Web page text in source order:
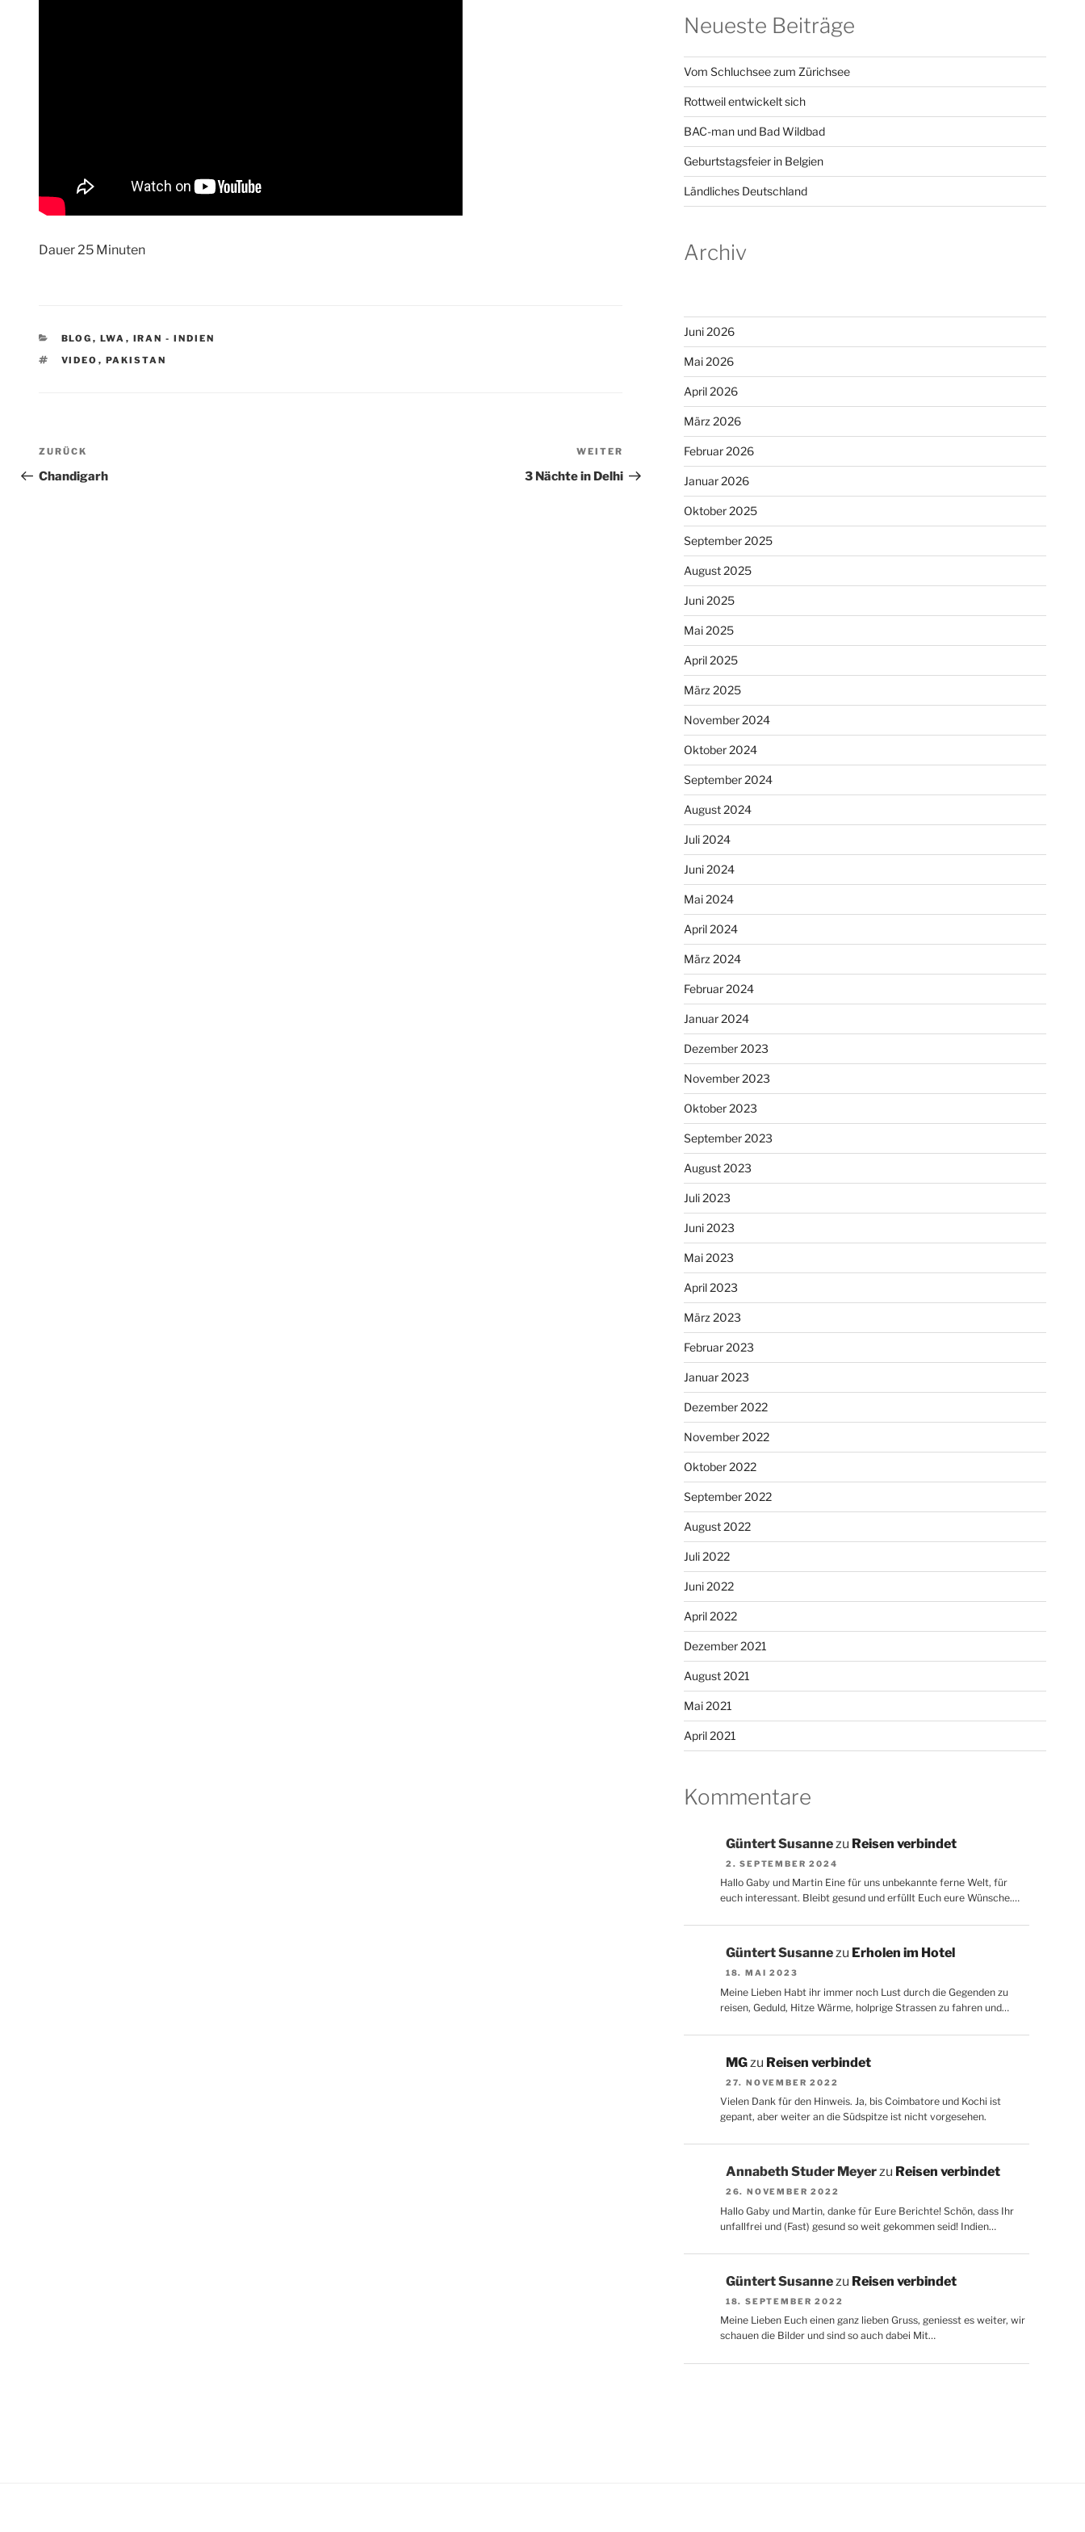
Dauer 25 Minuten
KATEGORIEN
BLOG , LWA , IRAN - INDIEN
SCHLAGWÖRTER
VIDEO , PAKISTAN
Beitragsnavigation
Vorheriger
Beitrag
ZURÜCK
Chandigarh
Beitrag
WEITER
3 Nächte in Delhi
Neueste Beiträge
Vom Schluchsee zum Zürichsee
Rottweil entwickelt sich
BAC-man und Bad Wildbad
Geburtstagsfeier in Belgien
Ländliches Deutschland
Archiv
Juni 2026
Mai 2026
April 2026
März 2026
Februar 2026
Januar 2026
Oktober 2025
September 2025
August 2025
Juni 2025
Mai 2025
April 2025
März 2025
November 2024
Oktober 2024
September 2024
August 2024
Juli 2024
Juni 2024
Mai 2024
April 2024
März 2024
Februar 2024
Januar 2024
Dezember 2023
November 2023
Oktober 2023
September 2023
August 2023
Juli 2023
Juni 2023
Mai 2023
April 2023
März 2023
Februar 2023
Januar 2023
Dezember 2022
November 2022
Oktober 2022
September 2022
August 2022
Juli 2022
Juni 2022
April 2022
Dezember 2021
August 2021
Mai 2021
April 2021
Kommentare
Güntert Susannezu Reisen verbindet
2. SEPTEMBER 2024
Hallo Gaby und Martin Eine für uns unbekannte ferne Welt, für
euch interessant. Bleibt gesund und erfüllt Euch eure Wünsche.…
Güntert Susannezu Erholen im Hotel
18. MAI 2023
Meine Lieben Habt ihr immer noch Lust durch die Gegenden zu
reisen, Geduld, Hitze Wärme, holprige Strassen zu fahren und…
MGzu Reisen verbindet
27. NOVEMBER 2022
Vielen Dank für den Hinweis. Ja, bis Coimbatore und Kochi ist
gepant, aber weiter an die Südspitze ist nicht vorgesehen.
Annabeth Studer Meyerzu Reisen verbindet
26. NOVEMBER 2022
Hallo Gaby und Martin, danke für Eure Berichte! Schön, dass Ihr
unfallfrei und (Fast) gesund so weit gekommen seid! Indien…
Güntert Susannezu Reisen verbindet
18. SEPTEMBER 2022
Meine Lieben Euch einen ganz lieben Gruss, geniesst es weiter, wir
schauen die Bilder und sind so auch dabei Mit…